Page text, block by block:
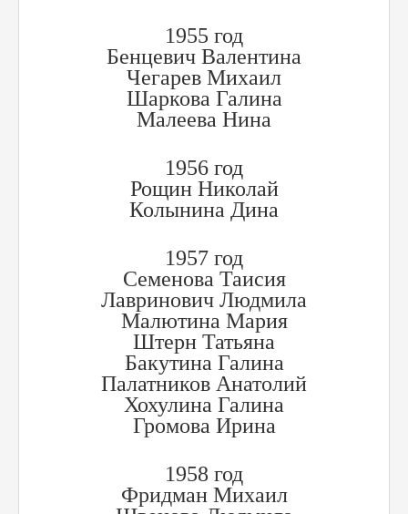
1955 год
Бенцевич Валентина
Чегарев Михаил
Шаркова Галина
Малеева Нина
1956 год
Рощин Николай
Колынина Дина
1957 год
Семенова Таисия
Лавринович Людмила
Малютина Мария
Штерн Татьяна
Бакутина Галина
Палатников Анатолий
Хохулина Галина
Громова Ирина
1958 год
Фридман Михаил